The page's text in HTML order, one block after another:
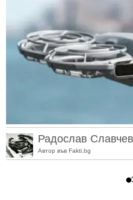
Радослав Славчев
Автор във Fakti.bg